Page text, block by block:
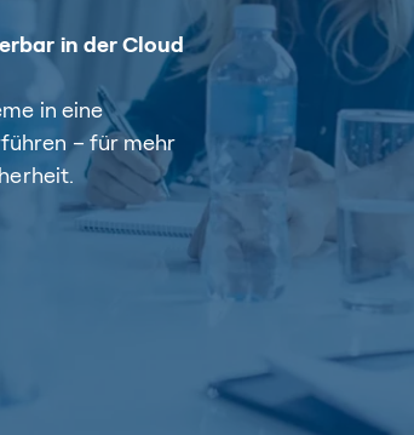
in der Cloud
in eine
– für mehr